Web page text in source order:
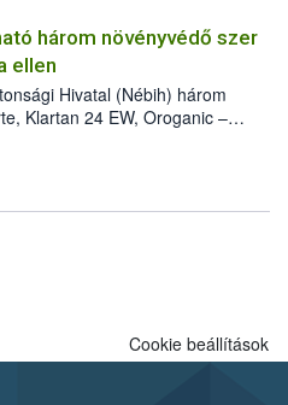
intézkedéseket a szlovák
terjedés megállítása érdekében.
három növényvédő szer
ellen
Hivatal (Nébih) három
Klartan 24 EW, Oroganic –
azok a szüretet követően,
91) stádiumáig
a károsító elleni további
és ökológiai termesztésben is
Cookie beállítások